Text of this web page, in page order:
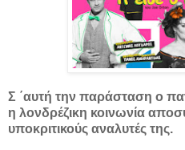
Σ ΄αυτή την παράσταση ο
η λονδρέζικη κοινωνία
υποκριτικούς αναλυτές της.